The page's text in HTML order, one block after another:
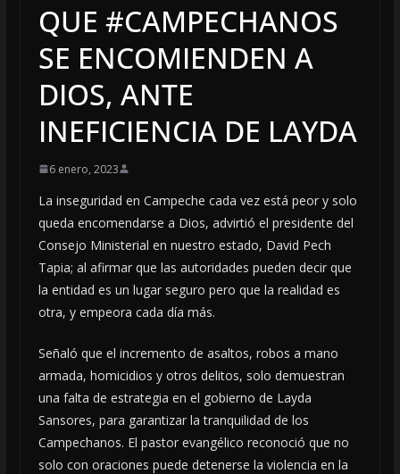
QUE #CAMPECHANOS
SE ENCOMIENDEN A
DIOS, ANTE
INEFICIENCIA DE LAYDA
6 enero, 2023
La inseguridad en Campeche cada vez está peor y solo
queda encomendarse a Dios, advirtió el presidente del
Consejo Ministerial en nuestro estado, David Pech
Tapia; al afirmar que las autoridades pueden decir que
la entidad es un lugar seguro pero que la realidad es
otra, y empeora cada día más.
Señaló que el incremento de asaltos, robos a mano
armada, homicidios y otros delitos, solo demuestran
una falta de estrategia en el gobierno de Layda
Sansores, para garantizar la tranquilidad de los
Campechanos. El pastor evangélico reconoció que no
solo con oraciones puede detenerse la violencia en la